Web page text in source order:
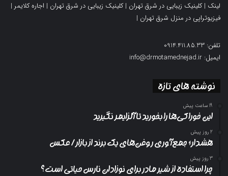
لینک |کلینیک زیبایی در شرق تهران |کلینیک زیبایی در شرق تهران | اجاره کلایمر |
فیزیوتراپی در منزل شرق تهران |
تلفن: 0914.411.85.33
ایمیل: info@drmotamednejad.ir
نوشته های تازه
19 ساعت پیش
این خوراکی‌ها را بخورید تا آلزایمر نگیرید
2 روز پیش
هشدار؛ جمع‌آوری روغن‌های یک برند از بازار/ عکس
3 روز پیش
چرا استفاده از شیر مادر برای نوزادان نارس حیاتی است؟